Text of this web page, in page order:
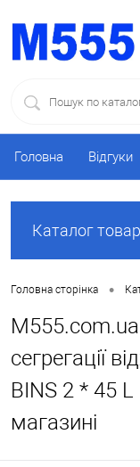
Головна Відгуки
Каталог
Головна сторінка •
сегрегації
BINS 2 * 45 L
магазині